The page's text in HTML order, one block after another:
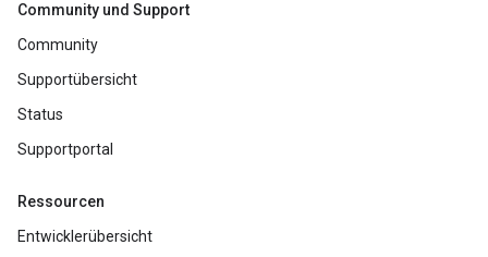
Community und Support
Community
Supportübersicht
Status
Supportportal
Ressourcen
Entwicklerübersicht